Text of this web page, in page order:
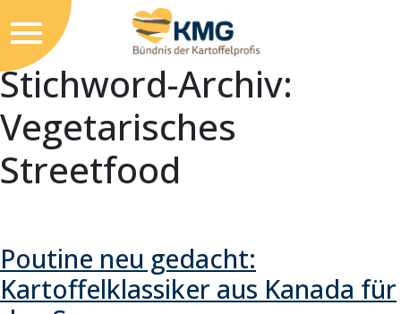
Stichword-Archiv:
Vegetarisches
Streetfood
Poutine neu gedacht:
Kartoffelklassiker aus Kanada für